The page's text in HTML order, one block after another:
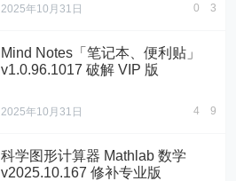
2025年10月31日 0 3
Mind Notes「笔记本、便利贴」
v1.0.96.1017 破解 VIP 版
2025年10月31日 4 9
科学图形计算器 Mathlab 数学
v2025.10.167 修补专业版